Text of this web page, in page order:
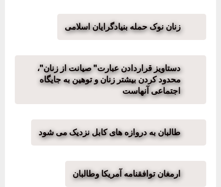
زنان نوک حمله بنیادگرایان اسلامی
دستاویز قراردادن عبارت" صیانت از زنان"،
محدود کردن بیشتر زنان و توهین به جایگاه
اجتماعی آنهاست
طالبان به دروازه های کابل نزدیک می شود
ارمغان توافقنامه آمریکا وطالبان